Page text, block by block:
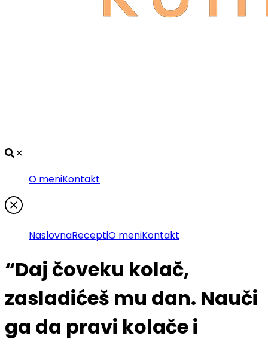
O meniKontakt
NaslovnaReceptiO meniKontakt
“Daj čoveku kolač,
zasladićeš mu dan. Nauči
ga da pravi kolačei